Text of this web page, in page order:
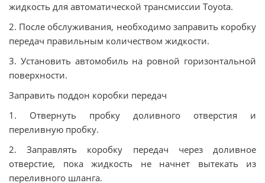
жидкость для автоматической трансмиссии Toyota.
2. После обслуживания, необходимо заправить коробку
передач правильным количеством жидкости.
3. Установить автомобиль на ровной горизонтальной
поверхности.
Заправить поддон коробки передач
1. Отвернуть пробку доливного отверстия и
переливную пробку.
2. Заправлять коробку передач через доливное
отверстие, пока жидкость не начнет вытекать из
переливного шланга.